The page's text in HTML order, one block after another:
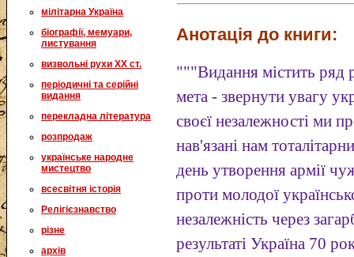
мілітарна Україна
біографії, мемуари,
листування
визвольні рухи XX ст.
періодичні та серійні
видання
перекладна література
розпродаж
українське народне
мистецтво
всесвітня історія
Релігієзнавство
різне
архів
Анотація до книги:
"""Видання містить ряд
мета - звернути увагу
своєї незалежності ми
нав'язані нам
день утворення армії
проти молодої
незалежність через
результаті Україна 70